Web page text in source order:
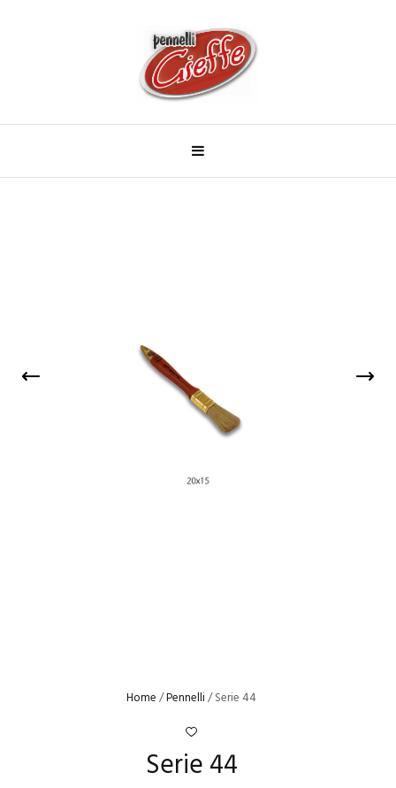
Home/Pennelli/ Serie 44
Serie 44